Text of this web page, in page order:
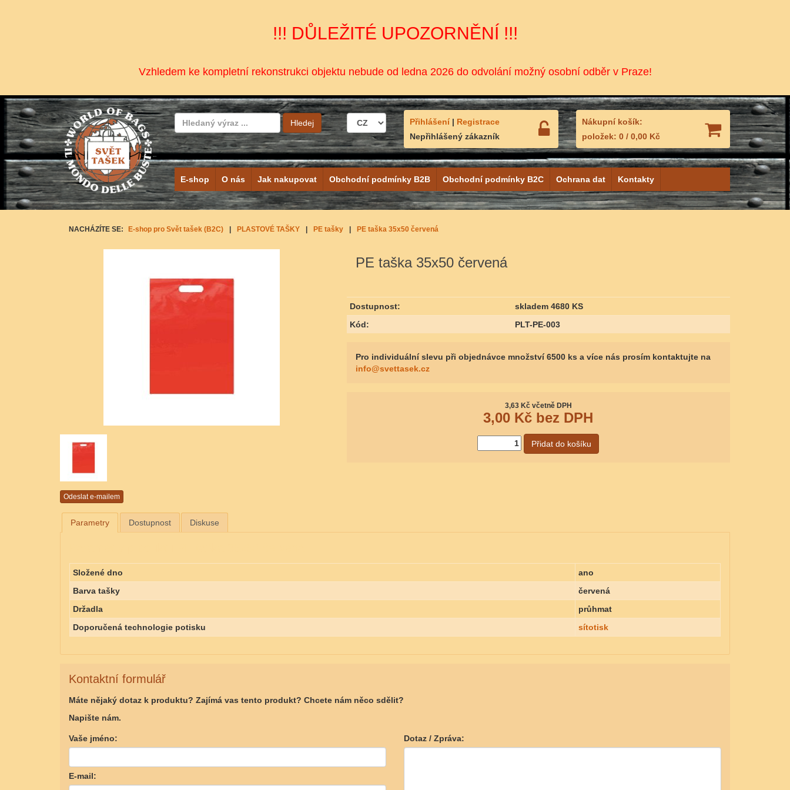
!!! DŮLEŽITÉ UPOZORNĚNÍ !!!
Vzhledem ke kompletní rekonstrukci objektu nebude od ledna 2026 do odvolání možný osobní odběr v Praze!
Nákupní košík:
položek: 0 / 0,00 Kč
Přihlášení | Registrace
Nepřihlášený zákazník
E-shop O nás Jak nakupovat Obchodní podmínky B2B Obchodní podmínky B2C Ochrana dat Kontakty
NACHÁZÍTE SE: E-shop pro Svět tašek (B2C) PLASTOVÉ TAŠKY PE tašky PE taška 35x50 červená
PE taška 35x50 červená
Dostupnost:
skladem 4680 KS
Kód:
PLT-PE-003
Pro individuální slevu při objednávce množství 6500 ks a více nás prosím kontaktujte na
info@svettasek.cz
3,63 Kč včetně DPH
3,00 Kč bez DPH
Parametry Dostupnost Diskuse
Složené dno
ano
Barva tašky
červená
Držadla
průhmat
Doporučená technologie potisku
sítotisk
Kontaktní formulář
Máte nějaký dotaz k produktu? Zajímá vas tento produkt? Chcete nám něco sdělit?
Napište nám.
Vaše jméno:
E-mail:
Dotaz / Zpráva: